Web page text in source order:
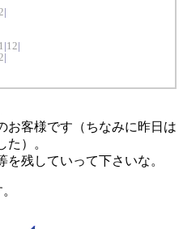
|
|12|
|
お客様です（ちなみに昨日は
）。
残していって下さいな。